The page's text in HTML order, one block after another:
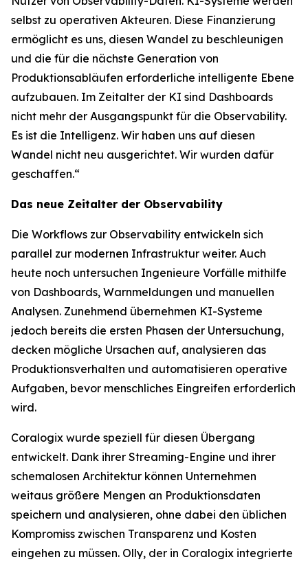
selbst zu operativen Akteuren. Diese Finanzierung
ermöglicht es uns, diesen Wandel zu beschleunigen
und die für die nächste Generation von
Produktionsabläufen erforderliche intelligente Ebene
aufzubauen. Im Zeitalter der KI sind Dashboards
nicht mehr der Ausgangspunkt für die Observability.
Es ist die Intelligenz. Wir haben uns auf diesen
Wandel nicht neu ausgerichtet. Wir wurden dafür
geschaffen.“
Das neue Zeitalter der Observability
Die Workflows zur Observability entwickeln sich
parallel zur modernen Infrastruktur weiter. Auch
heute noch untersuchen Ingenieure Vorfälle mithilfe
von Dashboards, Warnmeldungen und manuellen
Analysen. Zunehmend übernehmen KI-Systeme
jedoch bereits die ersten Phasen der Untersuchung,
decken mögliche Ursachen auf, analysieren das
Produktionsverhalten und automatisieren operative
Aufgaben, bevor menschliches Eingreifen erforderlich
wird.
Coralogix wurde speziell für diesen Übergang
entwickelt. Dank ihrer Streaming-Engine und ihrer
schemalosen Architektur können Unternehmen
weitaus größere Mengen an Produktionsdaten
speichern und analysieren, ohne dabei den üblichen
Kompromiss zwischen Transparenz und Kosten
eingehen zu müssen. Olly, der in Coralogix integrierte